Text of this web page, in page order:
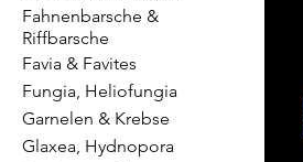
Fahnenbarsche &
Riffbarsche
Favia & Favites
Fungia, Heliofungia
Garnelen & Krebse
Glaxea, Hydnopora